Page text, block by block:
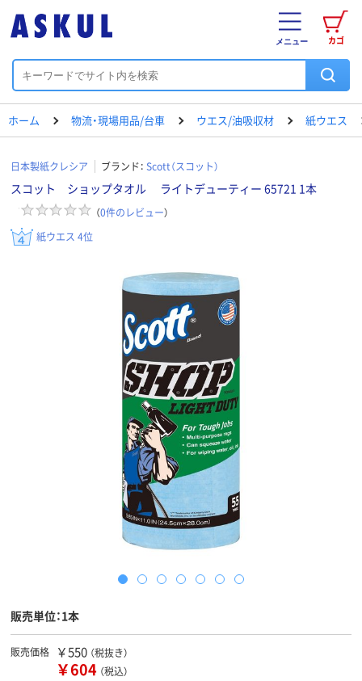
カゴ
メニュー
ホーム 物流・現場用品/台車 ウエス/油吸収材 紙ウエス
日本製紙クレシア ブランド： Scott（スコット）
スコット ショップタオル ライトデューティー 65721 1本
（0件のレビュー）
紙ウエス 4位
販売単位：1本
販売価格 ￥550 （税抜き）
￥604 （税込）